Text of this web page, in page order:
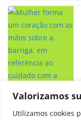
Valorizamos
Utilizamos cookies